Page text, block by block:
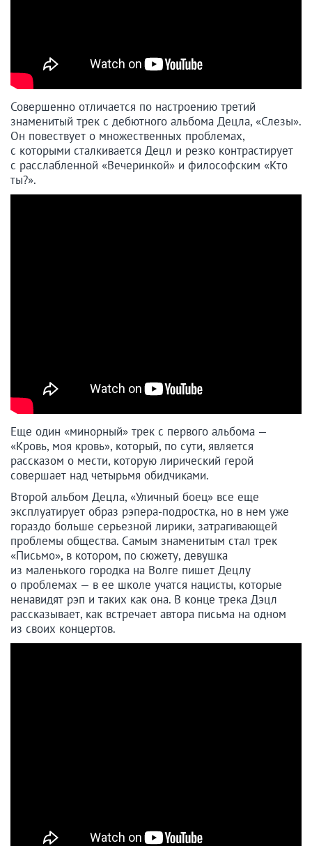
Совершенно отличается по настроению третий
знаменитый трек с дебютного альбома Децла, «Слезы».
Он повествует о множественных проблемах,
с которыми сталкивается Децл и резко контрастирует
с расслабленной «Вечеринкой» и философским «Кто
ты?».
Еще один «минорный» трек с первого альбома —
«Кровь, моя кровь», который, по сути, является
рассказом о мести, которую лирический герой
совершает над четырьмя обидчиками.
Второй альбом Децла, «Уличный боец» все еще
эксплуатирует образ рэпера-подростка, но в нем уже
гораздо больше серьезной лирики, затрагивающей
проблемы общества. Самым знаменитым стал трек
«Письмо», в котором, по сюжету, девушка
из маленького городка на Волге пишет Децлу
о проблемах — в ее школе учатся нацисты, которые
ненавидят рэп и таких как она. В конце трека Дэцл
рассказывает, как встречает автора письма на одном
из своих концертов.